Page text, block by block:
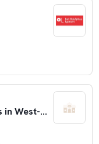
Vrijwillig Coach meerdere locaties in West-Brabant